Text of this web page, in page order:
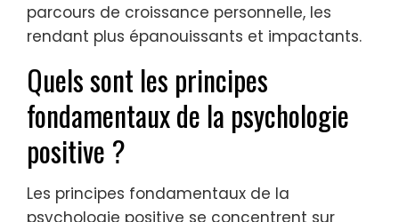
parcours de croissance personnelle, les
rendant plus épanouissants et impactants.
Quels sont les principes
fondamentaux de la psychologie
positive ?
Les principes fondamentaux de la
psychologie positive se concentrent sur